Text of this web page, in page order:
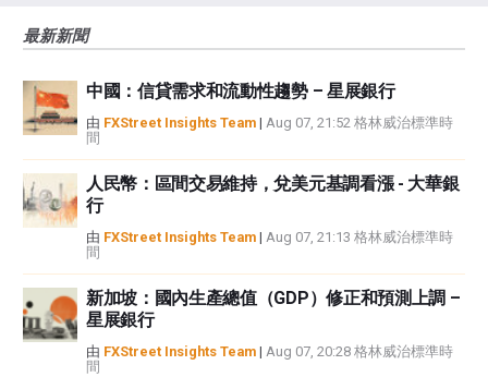
觀點，並不代表FXStreet或其廣告商的官方政策或立場。作者不對本頁連結的
如果文章正文中沒有明確提到，在撰寫本文時，作者在本文中提到的任何股票
中都沒有頭寸，也沒有與文中提到的任何公司有業務關係。除了FXStreet，作
者沒有收到撰寫這篇文章的報酬。
FXStreet和作者不提供個性化的建議。作者對該資訊的準確性、完整性或適用
性不作任何陳述。FXStreet和作者將不承擔任何錯誤，遺漏或任何損失，傷害
或損害由此資訊及其顯示或使用引起的。錯誤和遺漏除外。本文作者和
FXStreet並非註冊投資顧問，本文內容無意提供任何投資建議。
最新新聞
中國：信貸需求和流動性趨勢 – 星展銀行
由 FXStreet Insights Team | Aug 07, 21:52 格林威治標準時
間
人民幣：區間交易維持，兌美元基調看漲 - 大華銀
行
由 FXStreet Insights Team | Aug 07, 21:13 格林威治標準時
間
新加坡：國內生產總值（GDP）修正和預測上調 –
星展銀行
由 FXStreet Insights Team | Aug 07, 20:28 格林威治標準時
間